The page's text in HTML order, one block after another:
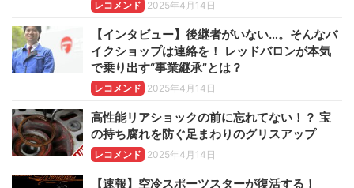
レコメンド 2025年4月14日
【インタビュー】後継者がいない…。そんなバ
イクショップは連絡を！ レッドバロンが本気
で乗り出す“事業継承”とは？
レコメンド 2025年4月14日
高性能リアショックの前に忘れてない！？ 宝
の持ち腐れを防ぐ足まわりのグリスアップ
レコメンド 2025年4月14日
【速報】空冷スポーツスターが復活する！